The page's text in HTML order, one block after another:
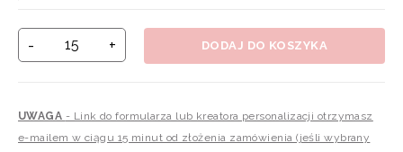
- + DODAJ DO KOSZYKA
UWAGA - Link do formularza lub kreatora personalizacji otrzymasz
e-mailem w ciągu 15 minut od złożenia zamówienia (jeśli wybrany